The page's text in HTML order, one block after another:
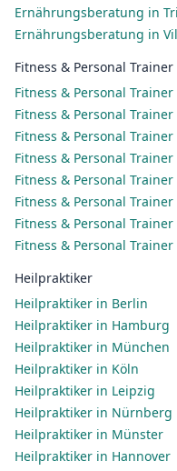
Ernährungsberatung in
Ernährungsberatung in
Fitness & Personal Trainer
Fitness & Personal
Fitness & Personal
Fitness & Personal
Fitness & Personal
Fitness & Personal
Fitness & Personal
Fitness & Personal
Fitness & Personal
Heilpraktiker
Heilpraktiker in Berlin
Heilpraktiker in Hamburg
Heilpraktiker in München
Heilpraktiker in Köln
Heilpraktiker in Leipzig
Heilpraktiker in Nürnberg
Heilpraktiker in Münster
Heilpraktiker in Hannover